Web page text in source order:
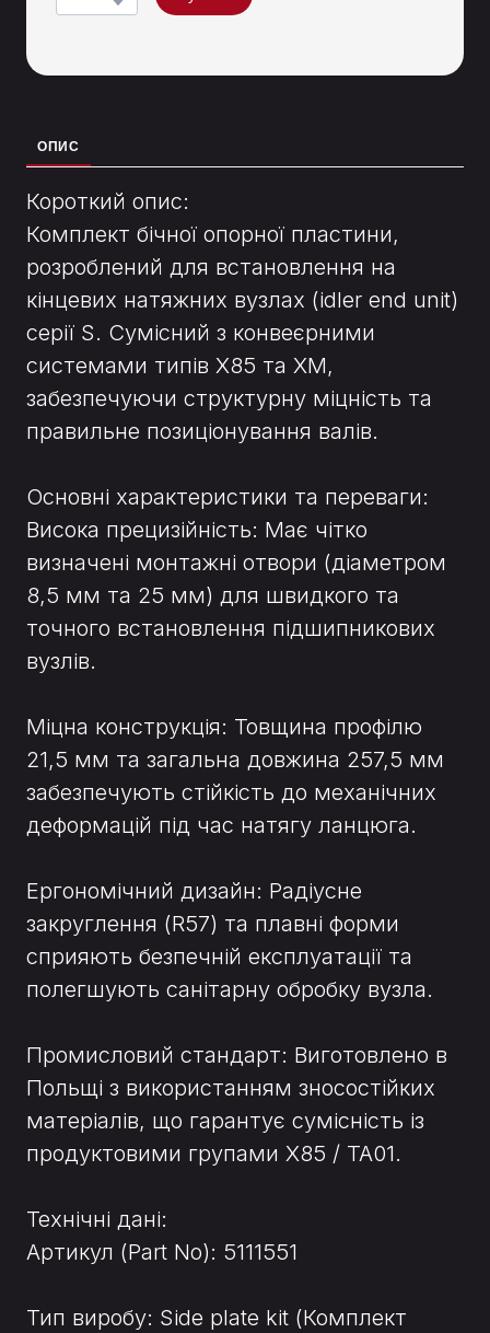
ОПИС
Короткий опис:
Комплект бічної опорної пластини,
розроблений для встановлення на
кінцевих натяжних вузлах (idler end unit)
серії S. Сумісний з конвеєрними
системами типів X85 та XM,
забезпечуючи структурну міцність та
правильне позиціонування валів.
Основні характеристики та переваги:
Висока прецизійність: Має чітко
визначені монтажні отвори (діаметром
8,5 мм та 25 мм) для швидкого та
точного встановлення підшипникових
вузлів.
Міцна конструкція: Товщина профілю
21,5 мм та загальна довжина 257,5 мм
забезпечують стійкість до механічних
деформацій під час натягу ланцюга.
Ергономічний дизайн: Радіусне
закруглення (R57) та плавні форми
сприяють безпечній експлуатації та
полегшують санітарну обробку вузла.
Промисловий стандарт: Виготовлено в
Польщі з використанням зносостійких
матеріалів, що гарантує сумісність із
продуктовими групами X85 / TA01.
Технічні дані:
Артикул (Part No): 5111551
Тип виробу: Side plate kit (Комплект